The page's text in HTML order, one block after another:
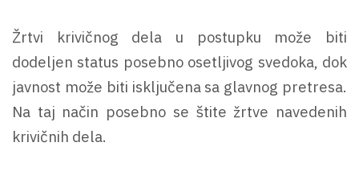
Žrtvi krivičnog dela u postupku može biti
dodeljen status posebno osetljivog svedoka, dok
javnost može biti isključena sa glavnog pretresa.
Na taj način posebno se štite žrtve navedenih
krivičnih dela.